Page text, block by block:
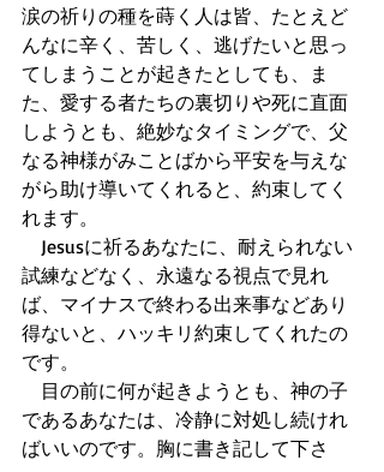
涙の祈りの種を蒔く人は皆、たとえど
んなに辛く、苦しく、逃げたいと思っ
てしまうことが起きたとしても、ま
た、愛する者たちの裏切りや死に直面
しようとも、絶妙なタイミングで、父
なる神様がみことばから平安を与えな
がら助け導いてくれると、約束してく
れます。
Jesusに祈るあなたに、耐えられない
試練などなく、永遠なる視点で見れ
ば、マイナスで終わる出来事などあり
得ないと、ハッキリ約束してくれたの
です。
目の前に何が起きようとも、神の子
であるあなたは、冷静に対処し続けれ
ばいいのです。胸に書き記して下さ